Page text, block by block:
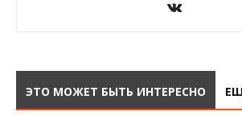
ЭТО МОЖЕТ БЫТЬ ИНТЕРЕСНО